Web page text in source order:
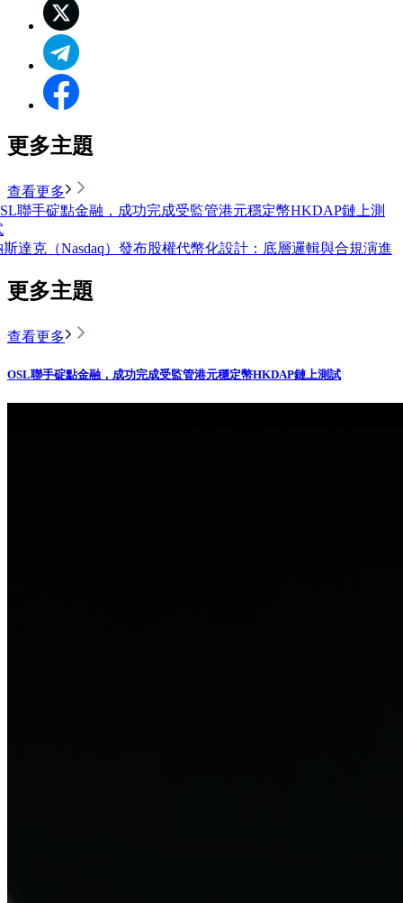
更多主題
查看更多
聯手碇點金融，成功完成受監管港元穩定幣HKDAP鏈上測
斯達克（Nasdaq）發布股權代幣化設計：底層邏輯與合規演進
更多主題
查看更多
OSL聯手碇點金融，成功完成受監管港元穩定幣HKDAP鏈上測試